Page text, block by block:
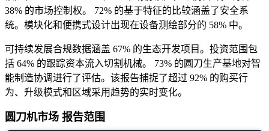
38% 的市场控制权。 72% 的基于特征的比较涵盖了安全系
统。模块化和便携式设计出现在设备测绘部分的 58% 中。
可持续发展合规数据涵盖 67% 的生态开发项目。投资范围包
括 64% 的跟踪资本流入切割机械。 73% 的圆刀生产基地对智
能制造协调进行了评估。该报告捕捉了超过 92% 的购买行
为、升级模式和区域采用趋势的实时变化。
圆刀机市场 报告范围